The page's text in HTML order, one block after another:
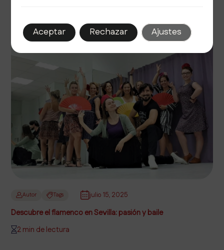
Autor Tags julio 15, 2025
Descubre el flamenco en Sevilla: pasión y baile
2 min de lectura
Aceptar Rechazar Ajustes